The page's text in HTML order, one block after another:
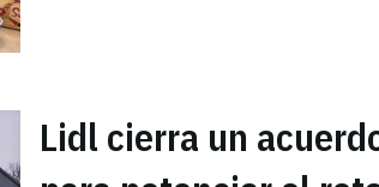
Lidl cierra un